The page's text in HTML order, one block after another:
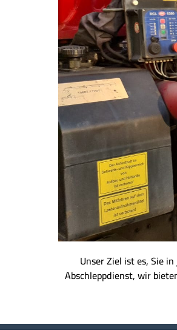
Unser Ziel ist es, Sie
Abschleppdienst, wir